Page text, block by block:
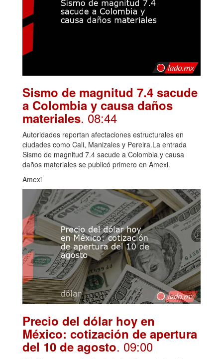
Sismo de magnitud 7.4 sacude
a Colombia y causa daños
materiales. 08:44
Autoridades reportan afectaciones estructurales en
ciudades como Cali, Manizales y Pereira.La entrada
Sismo de magnitud 7.4 sacude a Colombia y causa
daños materiales se publicó primero en Amexi.
Amexi
Precio del dólar hoy en
México: cotización de apertura
del 10 de agosto. 09:00